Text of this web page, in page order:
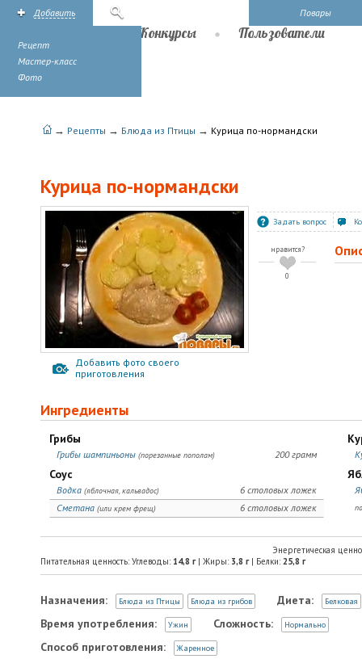
Повары
Добавить
Рецепт
Мастер-класс
Фото
Конкурсы Пользователи
→ Рецепты → Блюда из Птицы → Курица по-нормандски
Курица по-нормандски
Добавить фото своего
приготовления
Задать вопрос
нравится?
0
Ингредиенты
Грибы
200 грамм
Грибы шампиньоны (порезанные пополам)
Соус
6 столовых ложек
Водка (яблочная, кальвадос)
6 столовых ложек
Сметана (или крем фрещ)
Энергетическая
Питательная ценность: Углеводы: 14,8 г| Жиры: 3,8 г| Белки: 25,8 г
Назначения: Блюда из Птицы Блюда из грибов Диета: Белковая
Время употребления: Ужин Сложность: Нормально
Способ приготовления: Жаренное